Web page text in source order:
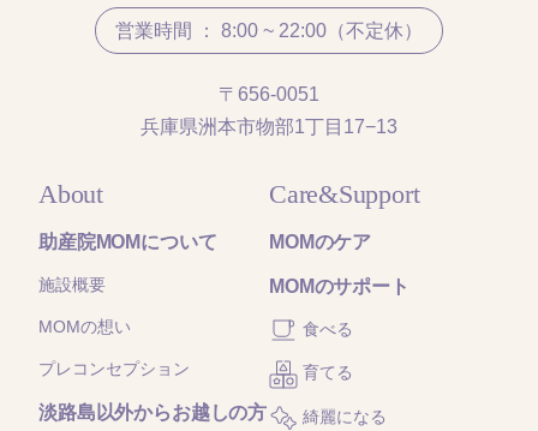
営業時間 ： 8:00 ~ 22:00（不定休）
〒656-0051
兵庫県洲本市物部1丁目17−13
About
助産院MOMについて
施設概要
MOMの想い
プレコンセプション
淡路島以外からお越しの方
Care&Support
MOMのケア
MOMのサポート
食べる
育てる
綺麗になる